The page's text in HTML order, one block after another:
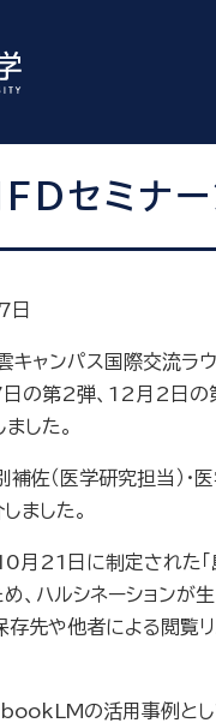
セミナー
日
ャンパス国際交流ラウ
の第2弾、12月2日の第
した。
補佐（医学研究担当）
ました。
月21日に制定された「
、ハルシネーションが
存先や他者による閲覧
の活用事例とし